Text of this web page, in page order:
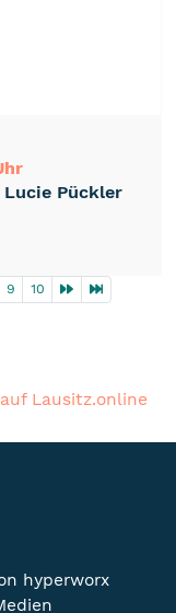
Pückler
9 10
Lausitz.online
hyperworx